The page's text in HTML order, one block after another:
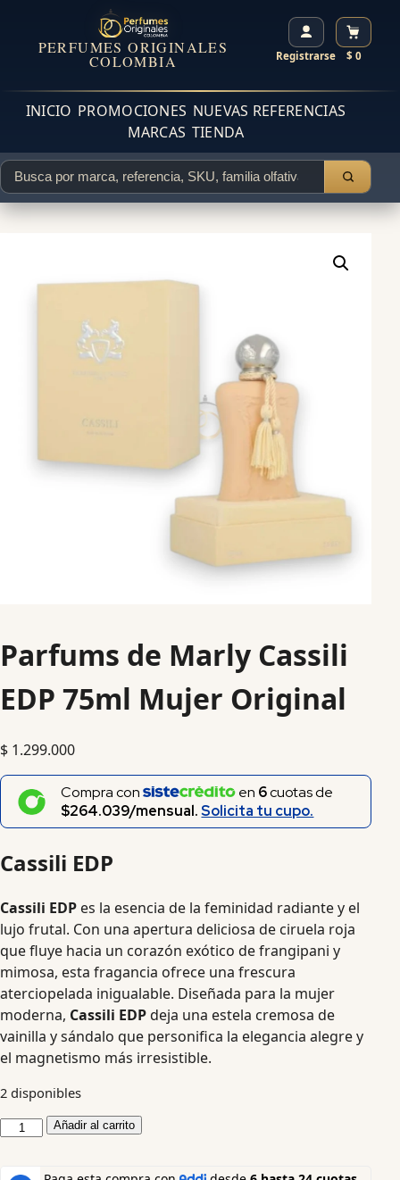
PERFUMES ORIGINALES
COLOMBIA Registrarse $ 0
INICIO PROMOCIONES NUEVAS REFERENCIAS
MARCAS TIENDA
Parfums de Marly Cassili
EDP 75ml Mujer Original
$ 1.299.000
Compra con en 6cuotas de
$264.039/mensual.Solicita tu cupo.
Cassili EDP
Cassili EDP es la esencia de la feminidad radiante y el
lujo frutal. Con una apertura deliciosa de ciruela roja
que fluye hacia un corazón exótico de frangipani y
mimosa, esta fragancia ofrece una frescura
aterciopelada inigualable. Diseñada para la mujer
moderna, Cassili EDPdeja una estela cremosa de
vainilla y sándalo que personifica la elegancia alegre y
el magnetismo más irresistible.
2 disponibles
Añadir al carrito